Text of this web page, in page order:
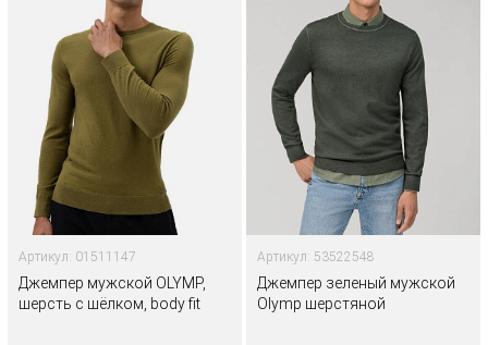
Артикул: 01511147
Джемпер мужской OLYMP,
шерсть с шёлком, body fit
Артикул: 53522548
Джемпер зеленый мужской
Olymp шерстяной